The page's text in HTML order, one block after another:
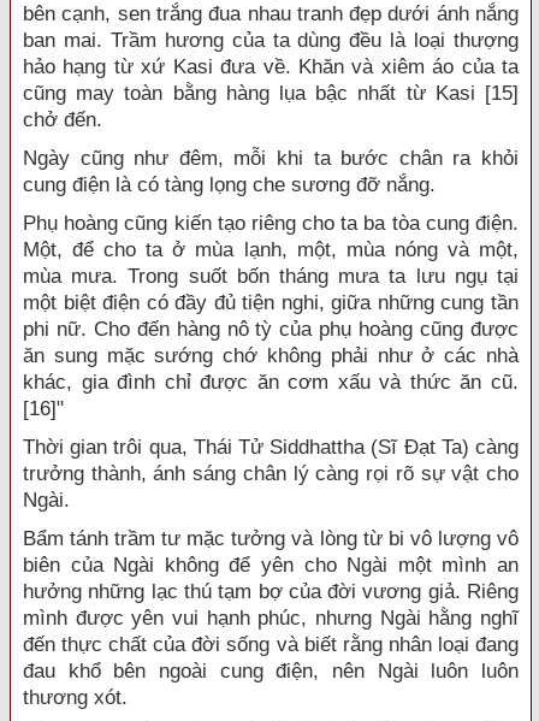
bên cạnh, sen trắng đua nhau tranh đẹp dưới ánh nắng
ban mai. Trầm hương của ta dùng đều là loại thượng
hảo hạng từ xứ Kasi đưa về. Khăn và xiêm áo của ta
cũng may toàn bằng hàng lụa bậc nhất từ Kasi [15]
chở đến.
Ngày cũng như đêm, mỗi khi ta bước chân ra khỏi
cung điện là có tàng lọng che sương đỡ nắng.
Phụ hoàng cũng kiến tạo riêng cho ta ba tòa cung điện.
Một, để cho ta ở mùa lạnh, một, mùa nóng và một,
mùa mưa. Trong suốt bốn tháng mưa ta lưu ngụ tại
một biệt điện có đầy đủ tiện nghi, giữa những cung tần
phi nữ. Cho đến hàng nô tỳ của phụ hoàng cũng được
ăn sung mặc sướng chớ không phải như ở các nhà
khác, gia đình chỉ được ăn cơm xấu và thức ăn cũ.
[16]"
Thời gian trôi qua, Thái Tử Siddhattha (Sĩ Đạt Ta) càng
trưởng thành, ánh sáng chân lý càng rọi rõ sự vật cho
Ngài.
Bẩm tánh trầm tư mặc tưởng và lòng từ bi vô lượng vô
biên của Ngài không để yên cho Ngài một mình an
hưởng những lạc thú tạm bợ của đời vương giả. Riêng
mình được yên vui hạnh phúc, nhưng Ngài hằng nghĩ
đến thực chất của đời sống và biết rằng nhân loại đang
đau khổ bên ngoài cung điện, nên Ngài luôn luôn
thương xót.